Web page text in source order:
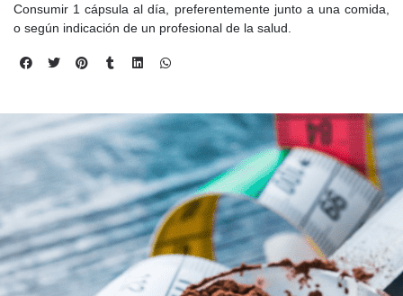
Consumir 1 cápsula al día, preferentemente junto a una comida,
o según indicación de un profesional de la salud.